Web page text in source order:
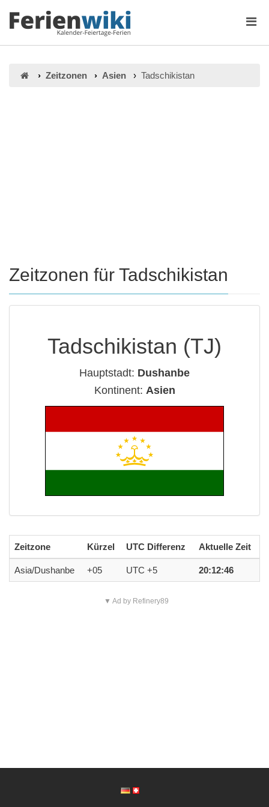
Zeitzonen Asien Tadschikistan
Zeitzonen für Tadschikistan
Tadschikistan (TJ)
Hauptstadt: Dushanbe
Kontinent: Asien
Zeitzone Kürzel UTC Differenz Aktuelle Zeit
Asia/Dushanbe +05 UTC +5 20:12:46
▼ Ad by Refinery89